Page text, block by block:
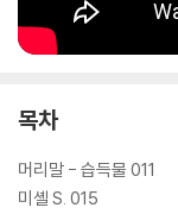
목차
머리말 - 습득물 011
미셸 S. 015